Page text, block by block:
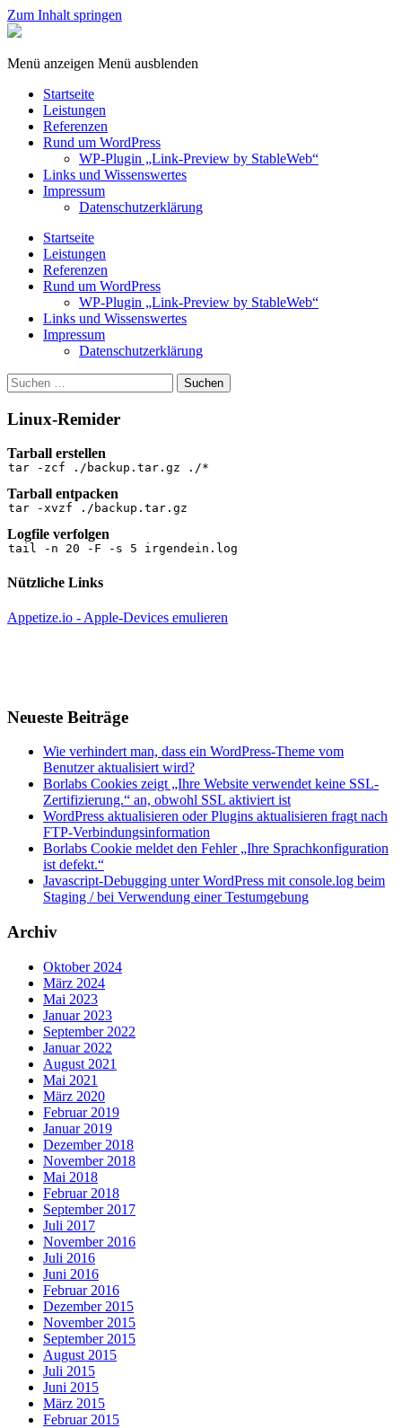
Zum Inhalt springen
StableWeb
CMS-
Menü anzeigen Menü ausblenden
Startseite
Leistungen
Referenzen
Rund um WordPress
WP-Plugin „Link-Preview by StableWeb“
Links und Wissenswertes
Impressum
Datenschutzerklärung
Startseite
Leistungen
Referenzen
Rund um WordPress
WP-Plugin „Link-Preview by StableWeb“
Links und Wissenswertes
Impressum
Datenschutzerklärung
Suchen
nach:
Linux-Remider
Tarball erstellen
tar -zcf ./backup.tar.gz ./*
Tarball entpacken
tar -xvzf ./backup.tar.gz
Logfile verfolgen
tail -n 20 -F -s 5 irgendein.log
Nützliche Links
Appetize.io - Apple-Devices emulieren
Neueste Beiträge
Wie verhindert man, dass ein WordPress-Theme vom
Benutzer aktualisiert wird?
Borlabs Cookies zeigt „Ihre Website verwendet keine SSL-
Zertifizierung.“ an, obwohl SSL aktiviert ist
WordPress aktualisieren oder Plugins aktualisieren fragt nach
FTP-Verbindungsinformation
Borlabs Cookie meldet den Fehler „Ihre Sprachkonfiguration
ist defekt.“
Javascript-Debugging unter WordPress mit console.log beim
Staging / bei Verwendung einer Testumgebung
Archiv
Oktober 2024
März 2024
Mai 2023
Januar 2023
September 2022
Januar 2022
August 2021
Mai 2021
März 2020
Februar 2019
Januar 2019
Dezember 2018
November 2018
Mai 2018
Februar 2018
September 2017
Juli 2017
November 2016
Juli 2016
Juni 2016
Februar 2016
Dezember 2015
November 2015
September 2015
August 2015
Juli 2015
Juni 2015
März 2015
Februar 2015